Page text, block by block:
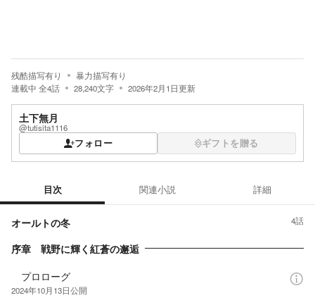
残酷描写有り
暴力描写有り
連載中 全4話 28,240文字 2026年2月1日更新
土下無月
@tutisita1116
フォロー ギフトを贈る
目次 関連小説 詳細
オールトの冬 4話
序章 戦野に輝く紅蒼の邂逅
プロローグ
2024年10月13日公開